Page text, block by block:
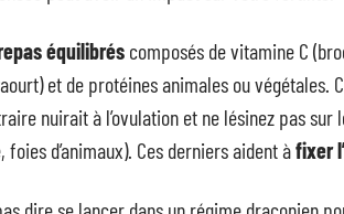
équilibrés composés de vitamine C
et de protéines animales ou végétales.
nuirait à l’ovulation et ne lésinez pas
d’animaux). Ces derniers aident àfixer